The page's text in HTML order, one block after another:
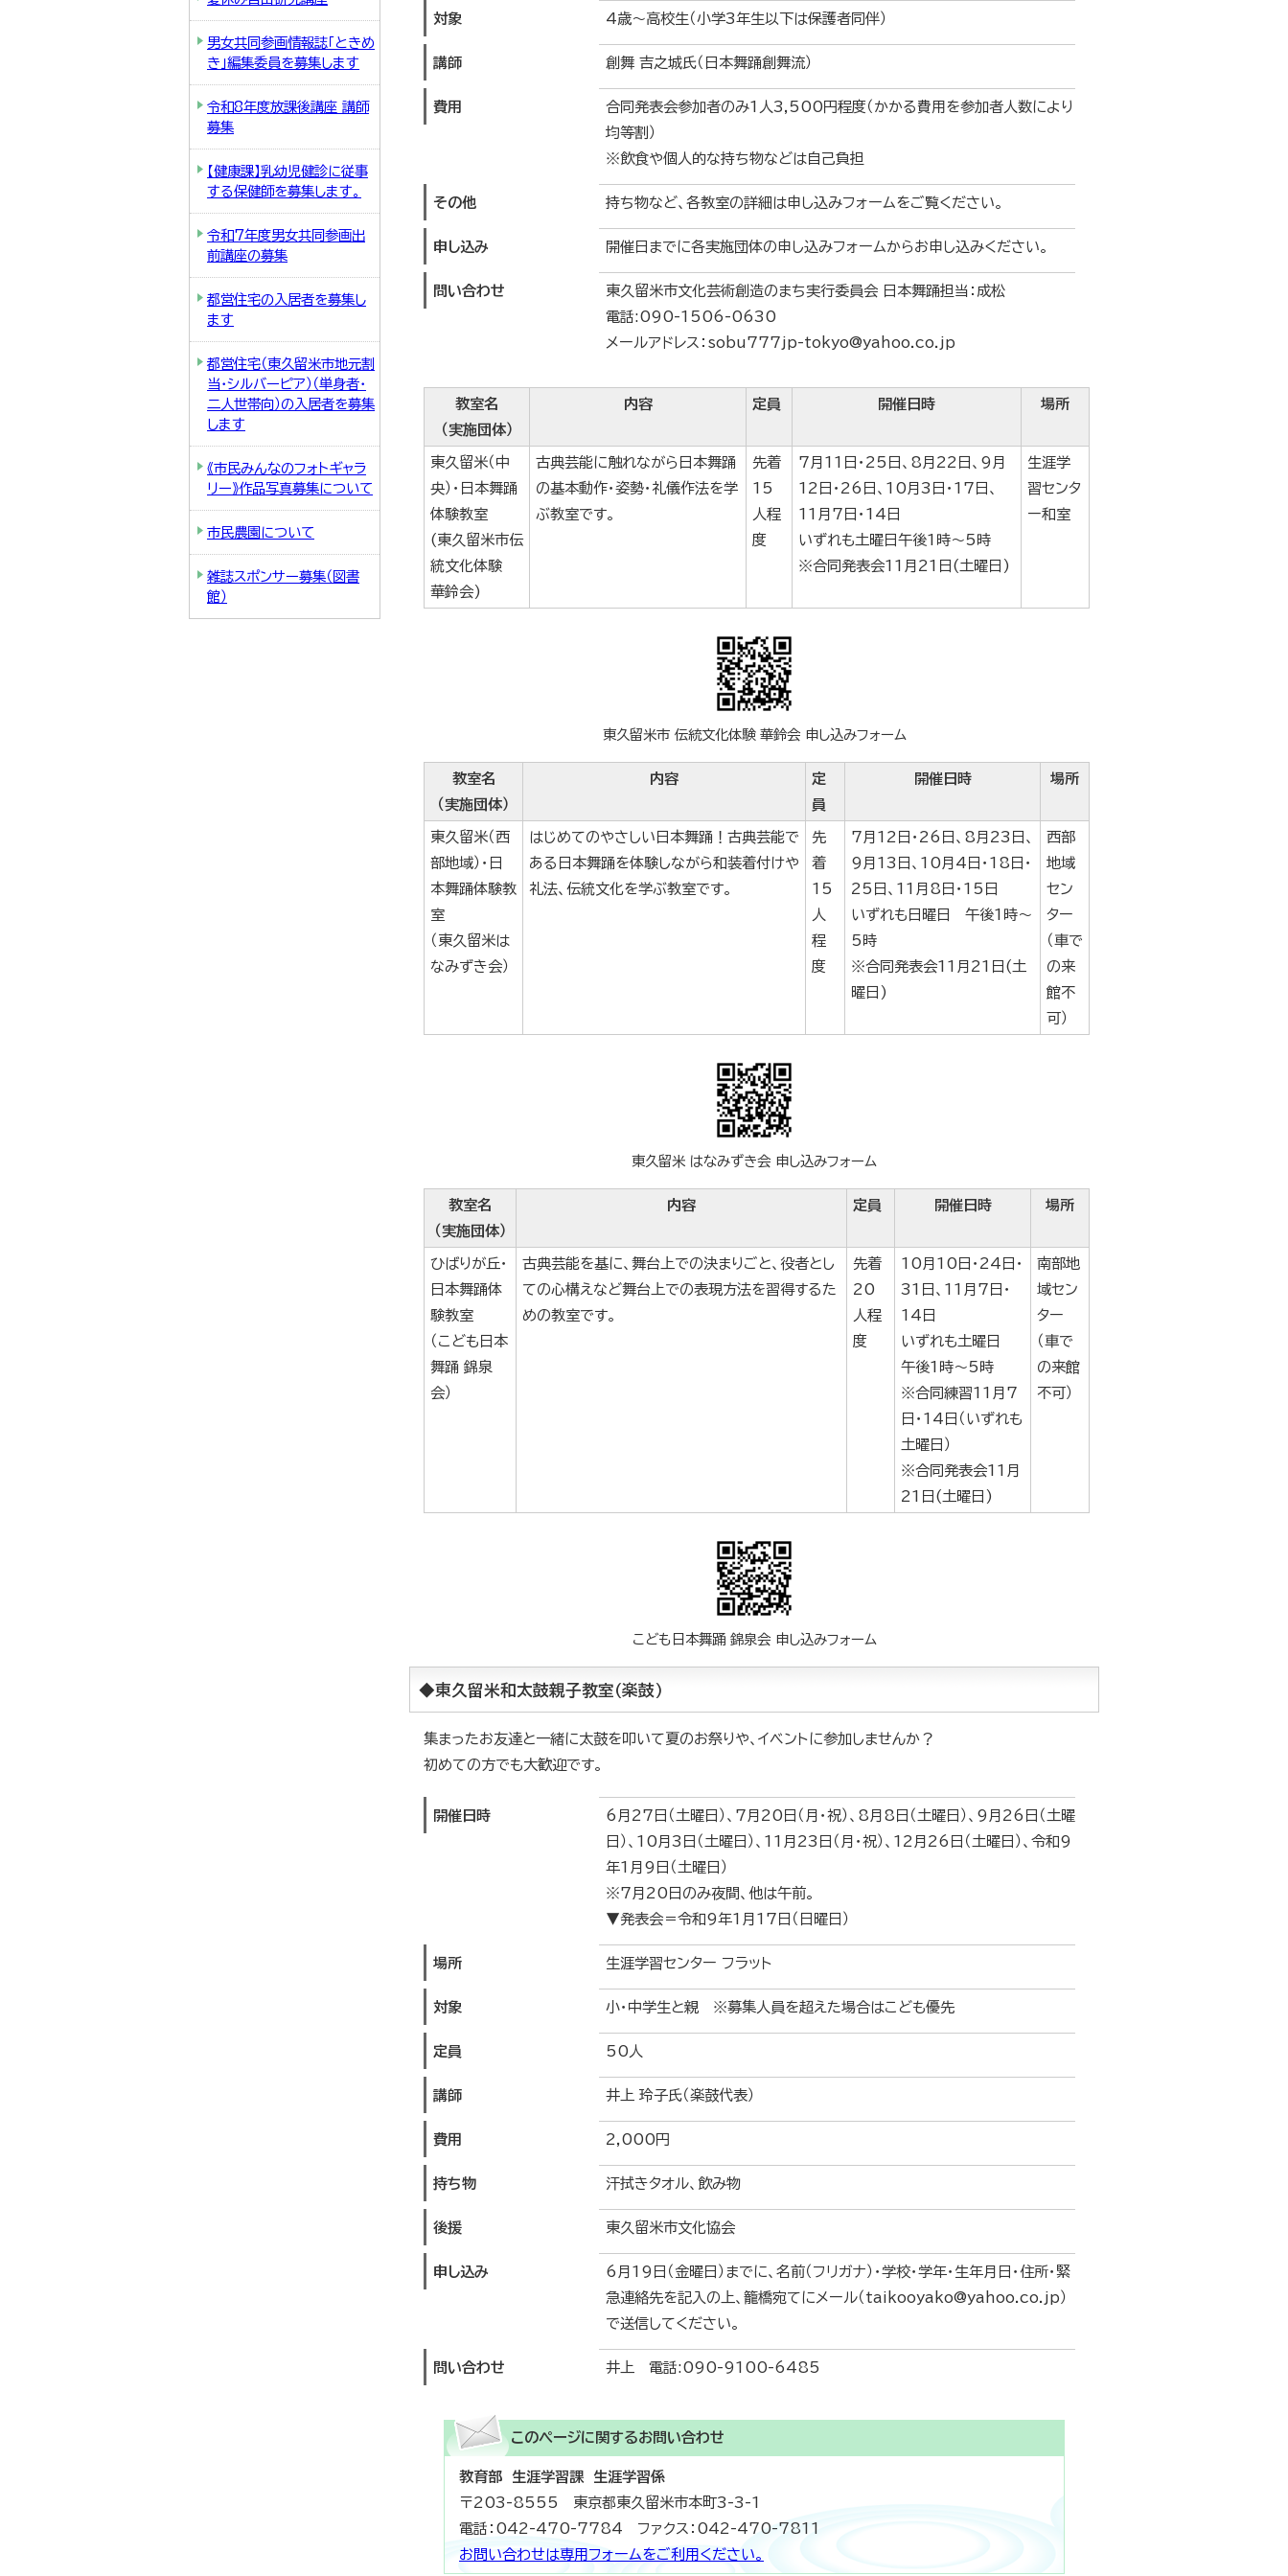
対象 4歳～高校生（小学3年生以下は保護者同伴）
講師 創舞 吉之城氏（日本舞踊創舞流）
費用
合同発表会参加者のみ1人3,500円程度（かかる費用を参加者人数により
均等割）
※飲食や個人的な持ち物などは自己負担
その他 持ち物など、各教室の詳細は申し込みフォームをご覧ください。
申し込み 開催日までに各実施団体の申し込みフォームからお申し込みください。
問い合わせ
東久留米市文化芸術創造のまち実行委員会 日本舞踊担当：成松
電話:090-1506-0630
メールアドレス：sobu777jp-tokyo@yahoo.co.jp
教室名
（実施団体）
内容 定員 開催日時 場所
東久留米（中
央）・日本舞踊
体験教室
(東久留米市伝
統文化体験
華鈴会)
古典芸能に触れながら日本舞踊
の基本動作・姿勢・礼儀作法を学
ぶ教室です。
先着
15
人程
度
7月11日・25日、8月22日、9月
12日・26日、10月3日・17日、
11月7日・14日
いずれも土曜日午後1時～5時
※合同発表会11月21日(土曜日)
生涯学
習センタ
ー和室
東久留米市 伝統文化体験 華鈴会 申し込みフォーム
教室名
（実施団体）
内容
定
員
開催日時 場所
東久留米（西
部地域）・日
本舞踊体験教
室
（東久留米は
なみずき会）
はじめてのやさしい日本舞踊！古典芸能で
ある日本舞踊を体験しながら和装着付けや
礼法、伝統文化を学ぶ教室です。
先
着
15
人
程
度
7月12日・26日、8月23日、
9月13日、10月4日・18日・
25日、11月8日・15日
いずれも日曜日 午後1時～
5時
※合同発表会11月21日(土
曜日)
西部
地域
セン
ター
（車で
の来
館不
可）
東久留米 はなみずき会 申し込みフォーム
教室名
（実施団体）
内容 定員 開催日時 場所
ひばりが丘・
日本舞踊体
験教室
（こども日本
舞踊 錦泉
会）
古典芸能を基に、舞台上での決まりごと、役者とし
ての心構えなど舞台上での表現方法を習得するた
めの教室です。
先着
20
人程
度
10月10日・24日・
31日、11月7日・
14日
いずれも土曜日
午後1時～5時
※合同練習11月7
日・14日（いずれも
土曜日）
※合同発表会11月
21日(土曜日)
南部地
域セン
ター
（車で
の来館
不可）
こども日本舞踊 錦泉会 申し込みフォーム
◆東久留米和太鼓親子教室（楽鼓）
集まったお友達と一緒に太鼓を叩いて夏のお祭りや、イベントに参加しませんか？
初めての方でも大歓迎です。
開催日時
6月27日（土曜日）、7月20日（月・祝）、8月8日（土曜日）、9月26日（土曜
日）、10月3日（土曜日）、11月23日（月・祝）、12月26日（土曜日）、令和9
年1月9日（土曜日）
※7月20日のみ夜間、他は午前。
▼発表会＝令和9年1月17日（日曜日）
場所 生涯学習センター フラット
対象 小・中学生と親 ※募集人員を超えた場合はこども優先
定員 50人
講師 井上 玲子氏（楽鼓代表）
費用 2,000円
持ち物 汗拭きタオル、飲み物
後援 東久留米市文化協会
申し込み
6月19日（金曜日）までに、名前（フリガナ）・学校・学年・生年月日・住所・緊
急連絡先を記入の上、籠橋宛てにメール（taikooyako@yahoo.co.jp）
で送信してください。
問い合わせ 井上 電話:090-9100-6485
このページに関するお問い合わせ
教育部 生涯学習課 生涯学習係
〒203-8555 東京都東久留米市本町3-3-1
電話：042-470-7784 ファクス：042-470-7811
お問い合わせは専用フォームをご利用ください。
男女共同参画情報誌「ときめ
き」編集委員を募集します
令和8年度放課後講座 講師
募集
【健康課】乳幼児健診に従事
する保健師を募集します。
令和7年度男女共同参画出
前講座の募集
都営住宅の入居者を募集し
ます
都営住宅（東久留米市地元割
当・シルバーピア）（単身者・
二人世帯向）の入居者を募集
します
《市民みんなのフォトギャラ
リー》作品写真募集について
市民農園について
雑誌スポンサー募集（図書
館）